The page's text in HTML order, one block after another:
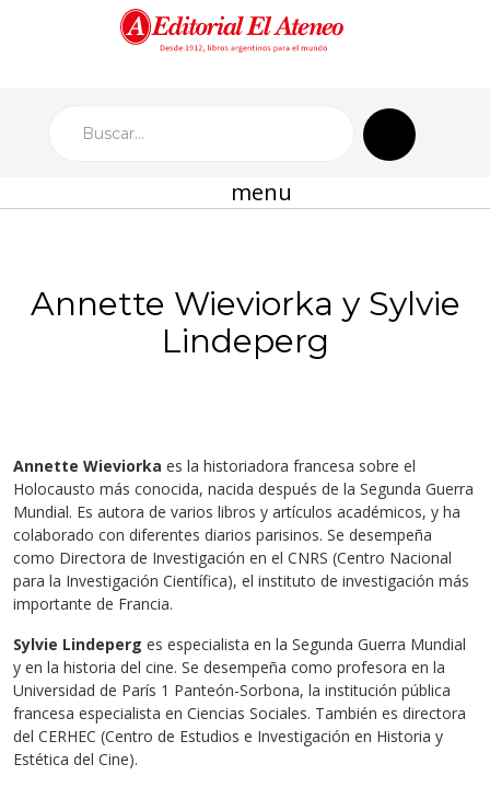
menu
Annette Wieviorka y Sylvie
Lindeperg
Annette Wieviorka es la historiadora francesa sobre el
Holocausto más conocida, nacida después de la Segunda Guerra
Mundial. Es autora de varios libros y artículos académicos, y ha
colaborado con diferentes diarios parisinos. Se desempeña
como Directora de Investigación en el CNRS (Centro Nacional
para la Investigación Científica), el instituto de investigación más
importante de Francia.
Sylvie Lindeperg es especialista en la Segunda Guerra Mundial
y en la historia del cine. Se desempeña como profesora en la
Universidad de París 1 Panteón-Sorbona, la institución pública
francesa especialista en Ciencias Sociales. También es directora
del CERHEC (Centro de Estudios e Investigación en Historia y
Estética del Cine).